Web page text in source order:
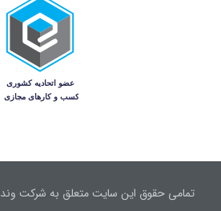
تمامی حقوق این سایت متعلق به شرکت